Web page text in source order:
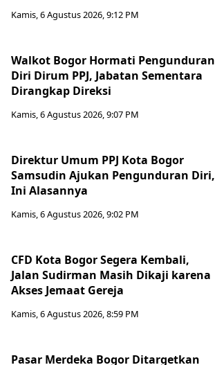
Kamis, 6 Agustus 2026, 9:12 PM
Walkot Bogor Hormati Pengunduran
Diri Dirum PPJ, Jabatan Sementara
Dirangkap Direksi
Kamis, 6 Agustus 2026, 9:07 PM
Direktur Umum PPJ Kota Bogor
Samsudin Ajukan Pengunduran Diri,
Ini Alasannya
Kamis, 6 Agustus 2026, 9:02 PM
CFD Kota Bogor Segera Kembali,
Jalan Sudirman Masih Dikaji karena
Akses Jemaat Gereja
Kamis, 6 Agustus 2026, 8:59 PM
Pasar Merdeka Bogor Ditargetkan